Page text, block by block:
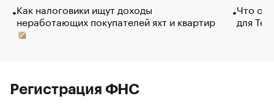
Как налоговики ищут доходы
неработающих покупателей яхт и квартир
Что
для
Регистрация ФНС